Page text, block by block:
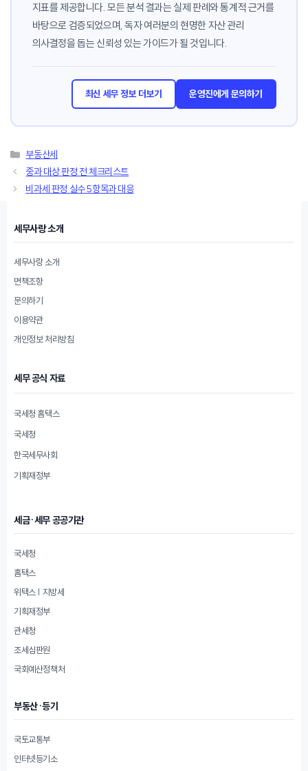
지표를 제공합니다. 모든 분석 결과는 실제 판례와 통계적 근거를
바탕으로 검증되었으며, 독자 여러분의 현명한 자산 관리
의사결정을 돕는 신뢰성 있는 가이드가 될 것입니다.
최신 세무 정보 더보기 운영진에게 문의하기
카
테
고
리
부동산세
중과 대상 판정 전 체크리스트
비과세 판정 실수 5항목과 대응
세무사랑 소개
세무사랑 소개
면책조항
문의하기
이용약관
개인정보 처리방침
세무 공식 자료
국세청 홈택스
국세청
한국세무사회
기획재정부
세금·세무 공공기관
국세청
홈택스
위택스 | 지방세
기획재정부
관세청
조세심판원
국회예산정책처
부동산·등기
국토교통부
인터넷등기소